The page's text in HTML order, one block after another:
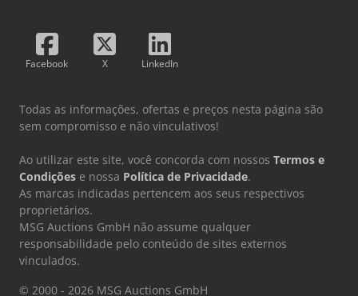
Facebook X LinkedIn
Todas as informações, ofertas e preços nesta página são
sem compromisso e não vinculativos!
Ao utilizar este site, você concorda com nossos Termos e
Condições e nossa Política de Privacidade.
As marcas indicadas pertencem aos seus respectivos
proprietários.
MSG Auctions GmbH não assume qualquer
responsabilidade pelo conteúdo de sites externos
vinculados.
© 2000 - 2026 MSG Auctions GmbH